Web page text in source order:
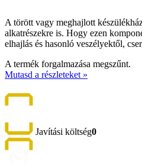
A törött vagy meghajlott
alkatrészekre is. Hogy ezen
elhajlás és hasonló veszélyektől,
A termék forgalmazása megszűnt.
Mutasd a részleteket »
Javítási költség0